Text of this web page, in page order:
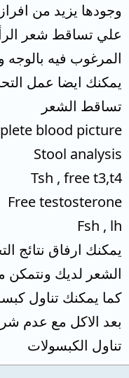
وجودها يزيد من
علي تساقط شعر
المرغوب فيه
يمكنك ايضا عمل
تساقط الشعر
blood picture
Stool analysis
Tsh , free t3,t4
Free testosterone
Fsh , lh
يمكنك ارفاق نتائج
الشعر لديك ونتمكن
بعد الاكل مع عدم
تناول الكبسولات